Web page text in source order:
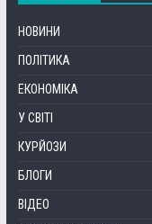
НОВИНИ
ПОЛІТИКА
ЕКОНОМІКА
У СВІТІ
КУРЙОЗИ
БЛОГИ
ВІДЕО